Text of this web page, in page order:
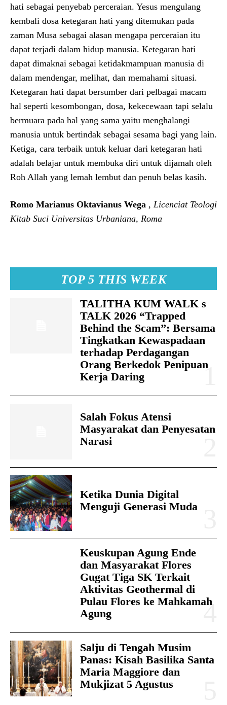
TOP 5 THIS WEEK
TALITHA KUM WALK s
TALK 2026 “Trapped
Behind the Scam”: Bersama
Tingkatkan Kewaspadaan
terhadap Perdagangan
Orang Berkedok Penipuan
Kerja Daring
Salah Fokus Atensi
Masyarakat dan Penyesatan
Narasi
Ketika Dunia Digital
Menguji Generasi Muda
Keuskupan Agung Ende
dan Masyarakat Flores
Gugat Tiga SK Terkait
Aktivitas Geothermal di
Pulau Flores ke Mahkamah
Agung
Salju di Tengah Musim
Panas: Kisah Basilika Santa
Maria Maggiore dan
Mukjizat 5 Agustus
hati sebagai penyebab perceraian. Yesus mengulang
kembali dosa ketegaran hati yang ditemukan pada
zaman Musa sebagai alasan mengapa perceraian itu
dapat terjadi dalam hidup manusia. Ketegaran hati
dapat dimaknai sebagai ketidakmampuan manusia di
dalam mendengar, melihat, dan memahami situasi.
Ketegaran hati dapat bersumber dari pelbagai macam
hal seperti kesombongan, dosa, kekecewaan tapi selalu
bermuara pada hal yang sama yaitu menghalangi
manusia untuk bertindak sebagai sesama bagi yang lain.
Ketiga, cara terbaik untuk keluar dari ketegaran hati
adalah belajar untuk membuka diri untuk dijamah oleh
Roh Allah yang lemah lembut dan penuh belas kasih.
Romo Marianus Oktavianus Wega , Licenciat Teologi
Kitab Suci Universitas Urbaniana, Roma